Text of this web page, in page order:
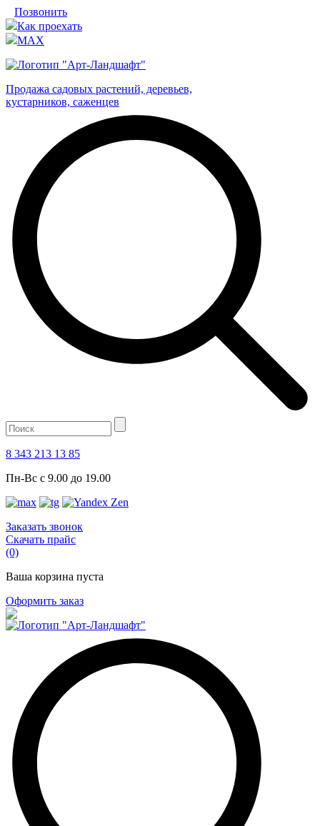
Позвонить
Как проехать
MAX
Продажа садовых растений, деревьев,
кустарников, саженцев
8 343 213 13 85
Пн-Вс с 9.00 до 19.00
Заказать звонок
Скачать прайс
(0)
Ваша корзина пуста
Оформить заказ